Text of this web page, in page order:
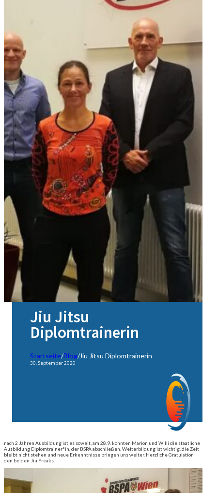
Jiu Jitsu
Diplomtrainerin
Startseite/Blog/Jiu Jitsu Diplomtrainerin
30. September 2020
nach 2 Jahren Ausbildung ist es soweit, am 28.9. konnten Marion und Willi die staatliche
Ausbildung Diplomtrainer*in, der BSPA abschließen. Weiterbildung ist wichtig, die Zeit
bleibt nicht stehen und neue Erkenntnisse bringen uns weiter. Herzliche Gratulation
den beiden Jiu Freaks.